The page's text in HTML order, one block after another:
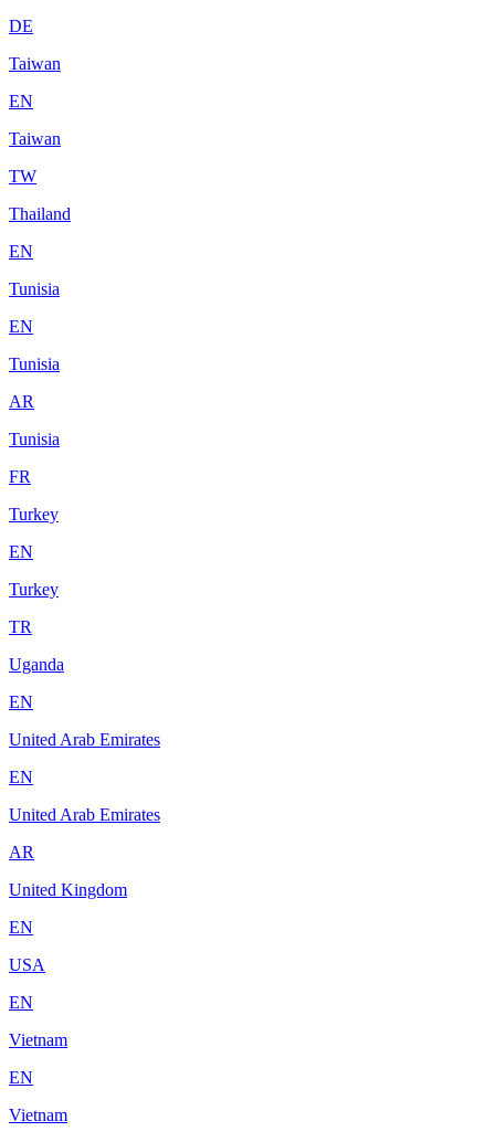
DE
Taiwan
EN
Taiwan
TW
Thailand
EN
Tunisia
EN
Tunisia
AR
Tunisia
FR
Turkey
EN
Turkey
TR
Uganda
EN
United Arab Emirates
EN
United Arab Emirates
AR
United Kingdom
EN
USA
EN
Vietnam
EN
Vietnam